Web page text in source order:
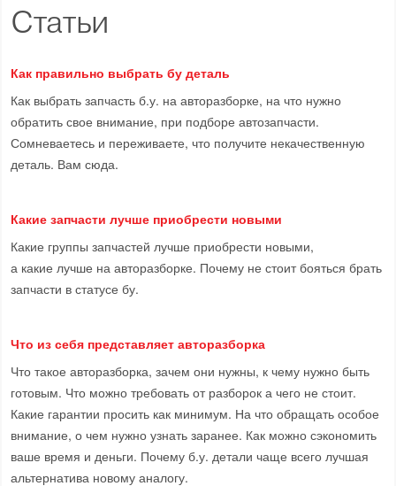
Статьи
Как правильно выбрать бу деталь
Как выбрать запчасть б.у. на авторазборке, на что нужно
обратить свое внимание, при подборе автозапчасти.
Сомневаетесь и переживаете, что получите некачественную
деталь. Вам сюда.
Какие запчасти лучше приобрести новыми
Какие группы запчастей лучше приобрести новыми,
а какие лучше на авторазборке. Почему не стоит бояться брать
запчасти в статусе бу.
Что из себя представляет авторазборка
Что такое авторазборка, зачем они нужны, к чему нужно быть
готовым. Что можно требовать от разборок а чего не стоит.
Какие гарантии просить как минимум. На что обращать особое
внимание, о чем нужно узнать заранее. Как можно сэкономить
ваше время и деньги. Почему б.у. детали чаще всего лучшая
альтернатива новому аналогу.